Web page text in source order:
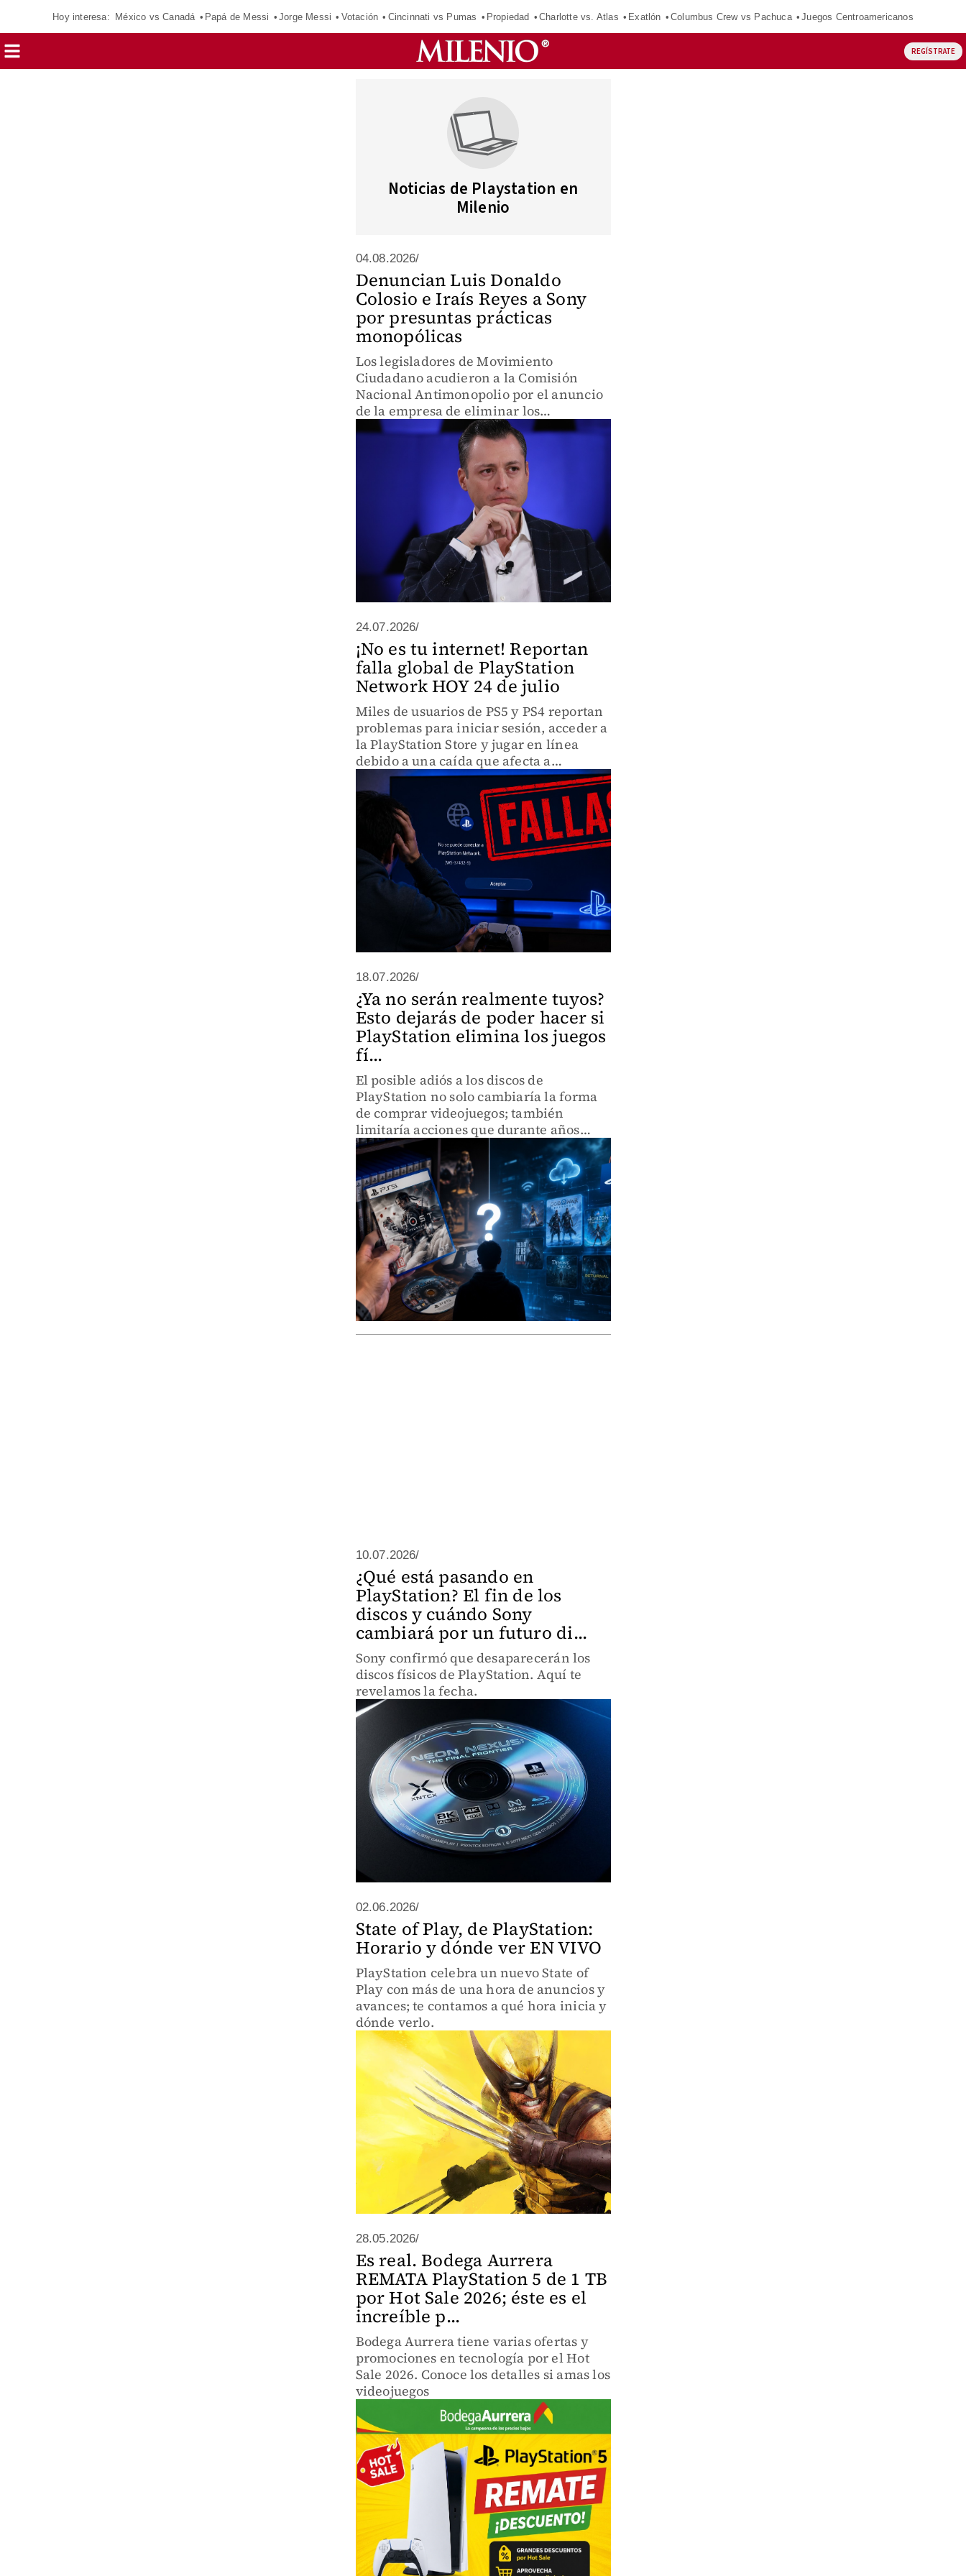
Hoy interesa: México vs Canadá Papá de Messi Jorge Messi Votación Cincinnati vs Pumas Propiedad Charlotte vs. Atlas Exatlón Columbus Crew vs Pachuca Juegos Centroamericanos
REGÍSTRATE
Noticias de Playstation en
Milenio
04.08.2026/
Denuncian Luis Donaldo
Colosio e Iraís Reyes a Sony
por presuntas prácticas
monopólicas
Los legisladores de Movimiento
Ciudadano acudieron a la Comisión
Nacional Antimonopolio por el anuncio
de la empresa de eliminar los
videojuegos físicos en 2028; advierten
riesgos de precios desmedidos y la
desaparición del mercado de segunda
24.07.2026/
¡No es tu internet! Reportan
falla global de PlayStation
Network HOY 24 de julio
Miles de usuarios de PS5 y PS4 reportan
problemas para iniciar sesión, acceder a
la PlayStation Store y jugar en línea
debido a una caída que afecta a
PlayStation Network en distintos países.
18.07.2026/
¿Ya no serán realmente tuyos?
Esto dejarás de poder hacer si
PlayStation elimina los juegos
fí...
El posible adiós a los discos de
PlayStation no solo cambiaría la forma
de comprar videojuegos; también
limitaría acciones que durante años
fueron parte de la experiencia gamer.
10.07.2026/
¿Qué está pasando en
PlayStation? El fin de los
discos y cuándo Sony
cambiará por un futuro di...
Sony confirmó que desaparecerán los
discos físicos de PlayStation. Aquí te
revelamos la fecha.
02.06.2026/
State of Play, de PlayStation:
Horario y dónde ver EN VIVO
PlayStation celebra un nuevo State of
Play con más de una hora de anuncios y
avances; te contamos a qué hora inicia y
dónde verlo.
28.05.2026/
Es real. Bodega Aurrera
REMATA PlayStation 5 de 1 TB
por Hot Sale 2026; éste es el
increíble p...
Bodega Aurrera tiene varias ofertas y
promociones en tecnología por el Hot
Sale 2026. Conoce los detalles si amas los
videojuegos